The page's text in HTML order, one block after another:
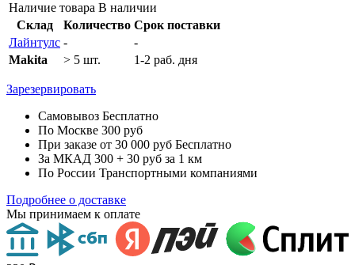
Наличие товара В наличии
Склад
Количество Срок поставки
Лайнтулс -
-
Makita
> 5 шт. 1-2 раб. дня
Зарезервировать
Самовывоз Бесплатно
По Москве 300 руб
При заказе от 30 000 руб Бесплатно
За МКАД 300 + 30 руб за 1 км
По России Транспортными компаниями
Подробнее о доставке
Мы принимаем к оплате